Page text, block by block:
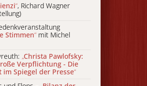
“, Richard Wagner
Stimmen“ mit Michel
„Christa Pawlofsky:
Verpflichtung - Die
im Spiegel der Presse“